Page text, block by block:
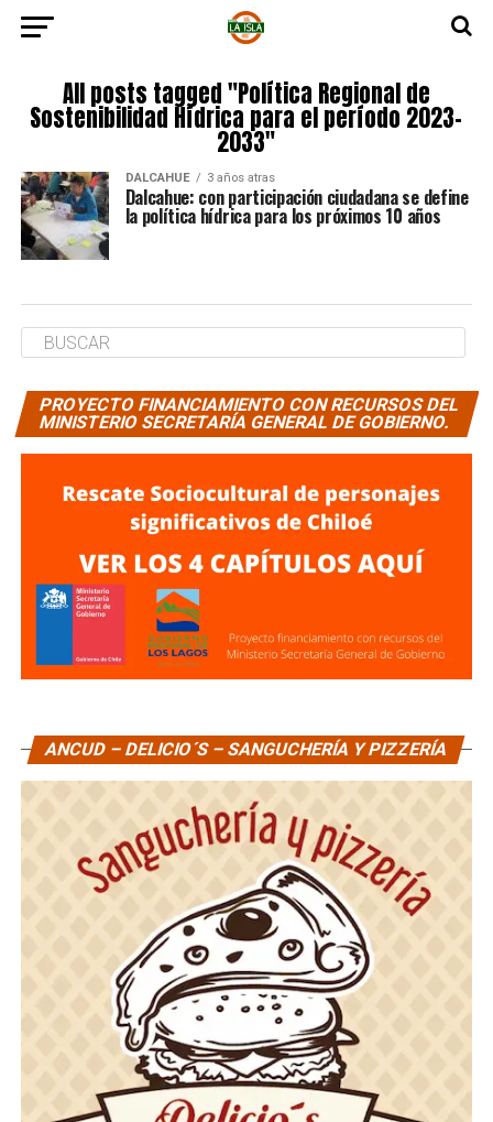
All posts tagged "Política Regional de
Sostenibilidad Hídrica para el período 2023-
2033"
DALCAHUE 3 años atras
Dalcahue: con participación ciudadana se define
la política hídrica para los próximos 10 años
PROYECTO FINANCIAMIENTO CON RECURSOS DEL
MINISTERIO SECRETARÍA GENERAL DE GOBIERNO.
ANCUD – DELICIO´S – SANGUCHERÍA Y PIZZERÍA